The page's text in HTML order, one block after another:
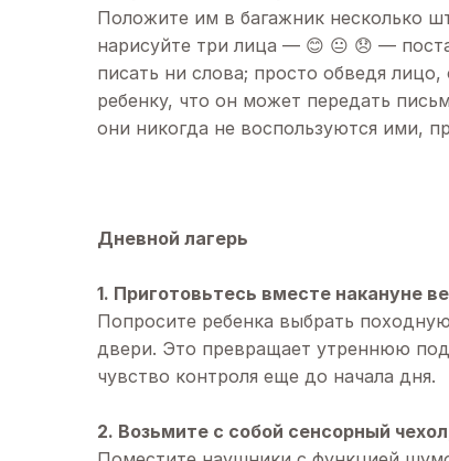
Положите им в багажник несколько
нарисуйте три лица — 😊 😐 😞 —
писать ни слова; просто обведя
ребенку, что он может передать
они никогда не воспользуются ими,
Дневной лагерь
1. Приготовьтесь вместе накануне
Попросите ребенка выбрать
двери. Это превращает утреннюю
чувство контроля еще до начала дня.
2. Возьмите с собой сенсорный